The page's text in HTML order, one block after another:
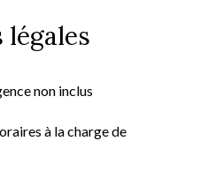
légales
non inclus
à la charge de